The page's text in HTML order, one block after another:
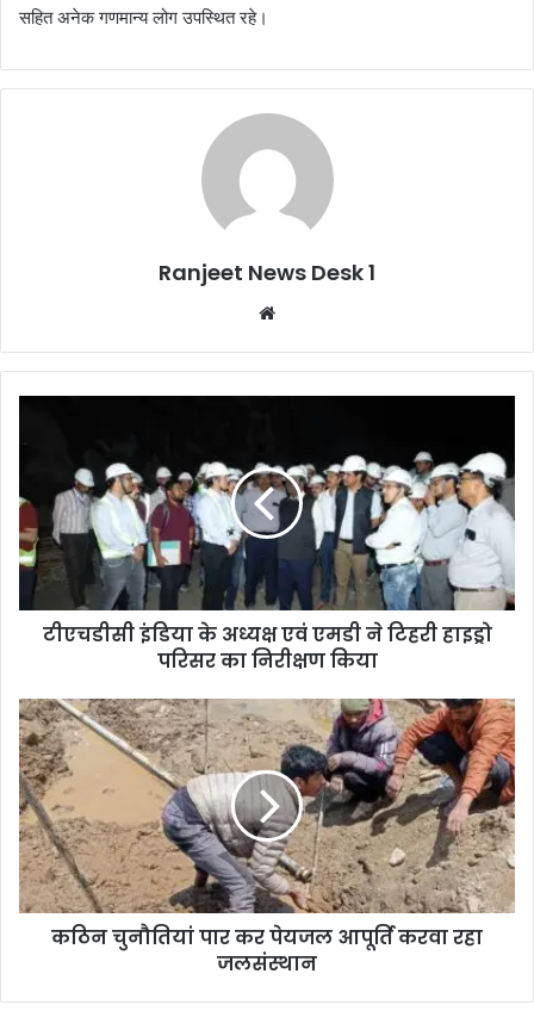
सहित अनेक गणमान्य लोग उपस्थित रहे।
Ranjeet News Desk 1
te
टीएचडीसी इंडिया के अध्यक्ष एवं एमडी ने टिहरी हाइड्रो
परिसर का निरीक्षण किया
कठिन चुनौतियां पार कर पेयजल आपूर्ति करवा रहा
जलसंस्थान